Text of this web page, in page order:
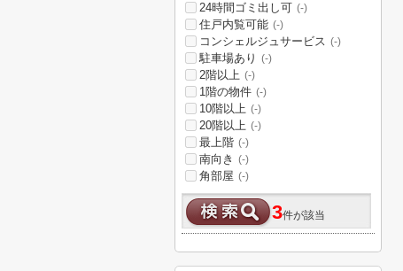
24時間ゴミ出し可 (-)
住戸内覧可能 (-)
コンシェルジュサービス (-)
駐車場あり (-)
2階以上 (-)
1階の物件 (-)
10階以上 (-)
20階以上 (-)
最上階 (-)
南向き (-)
角部屋 (-)
3件が該当